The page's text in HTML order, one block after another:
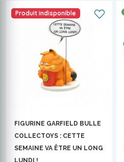
Produit indisponible
FIGURINE GARFIELD BULLE
COLLECTOYS : CETTE
SEMAINE VA ÊTRE UN LONG
LUNDI !